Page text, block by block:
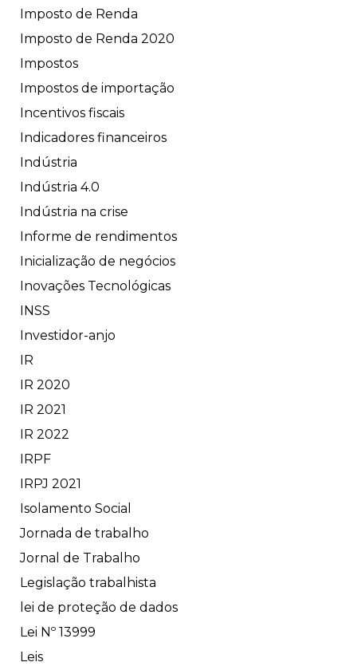
Imposto de Renda
Imposto de Renda 2020
Impostos
Impostos de importação
Incentivos fiscais
Indicadores financeiros
Indústria
Indústria 4.0
Indústria na crise
Informe de rendimentos
Inicialização de negócios
Inovações Tecnológicas
INSS
Investidor-anjo
IR
IR 2020
IR 2021
IR 2022
IRPF
IRPJ 2021
Isolamento Social
Jornada de trabalho
Jornal de Trabalho
Legislação trabalhista
lei de proteção de dados
Lei Nº 13999
Leis